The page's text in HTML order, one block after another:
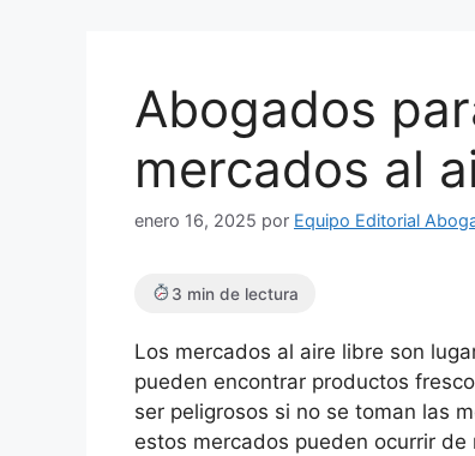
Abogados
mercados al
enero 16, 2025 por Equipo Editorial
3 min de lectura
Los mercados al aire libre son
pueden encontrar productos
ser peligrosos si no se toman las
estos mercados pueden ocurrir